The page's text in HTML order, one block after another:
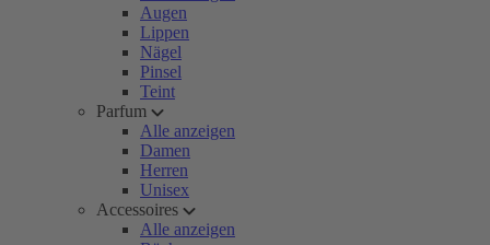
Augen
Lippen
Nägel
Pinsel
Teint
Parfum
Alle anzeigen
Damen
Herren
Unisex
Accessoires
Alle anzeigen